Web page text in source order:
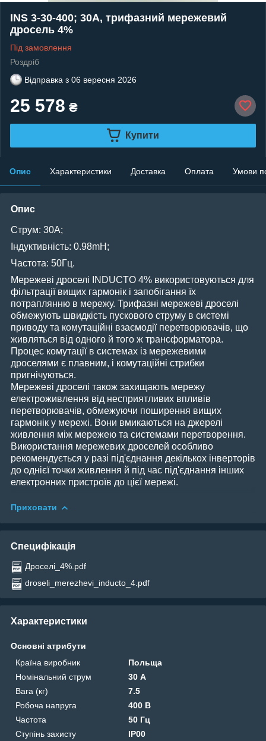
INS 3-30-400; 30А, трифазний мережевий
дросель 4%
Під замовлення
Роздріб
Відправка з 06 вересня 2026
25 578 ₴
Купити
Опис Характеристики Доставка Оплата Умови
Опис
Струм: 30А;
Індуктивність: 0.98mH;
Частота: 50Гц.
Мережеві дроселі INDUCTO 4% використовуються для
фільтрації вищих гармонік і запобігання їх
потраплянню в мережу. Трифазні мережеві дроселі
обмежують швидкість пускового струму в системі
приводу та комутаційні взаємодії перетворювачів, що
живляться від одного й того ж трансформатора.
Процес комутації в системах із мережевими
дроселями є плавним, і комутаційні стрибки
пригнічуються.
Мережеві дроселі також захищають мережу
електроживлення від несприятливих впливів
перетворювачів, обмежуючи поширення вищих
гармонік у мережі. Вони вмикаються на джерелі
живлення між мережею та системами перетворення.
Використання мережевих дроселей особливо
рекомендується у разі під'єднання декількох інверторів
до однієї точки живлення й під час під'єднання інших
електронних пристроїв до цієї мережі.
Приховати
Специфікація
Дроселі_4%.pdf
droseli_merezhevi_inducto_4.pdf
Характеристики
Основні атрибути
Країна виробник
Польща
Номінальний струм
30 А
Вага (кг)
7.5
Робоча напруга
400 В
Частота
50 Гц
Ступінь захисту
IP00